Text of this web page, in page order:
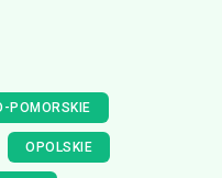
POMORSKIE
OPOLSKIE